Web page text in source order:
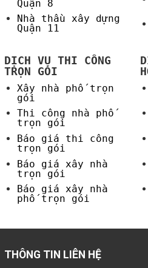
Quận 8
Nhà thầu xây dựng
Quận 11
DỊCH VỤ THI CÔNG
TRỌN GÓI
Xây nhà phố trọn
gói
Thi công nhà phố
trọn gói
Báo giá thi công
trọn gói
Báo giá xây nhà
trọn gói
Báo giá xây nhà
phố trọn gói
THÔNG TIN LIÊN HỆ